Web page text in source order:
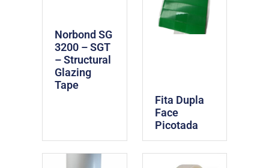
Norbond SG
3200 – SGT
– Structural
Glazing
Tape
Fita Dupla
Face
Picotada